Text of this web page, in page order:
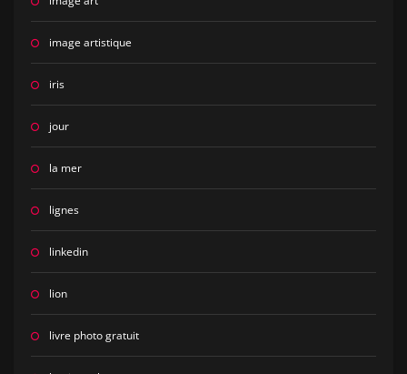
image artistique
iris
jour
la mer
lignes
linkedin
lion
livre photo gratuit